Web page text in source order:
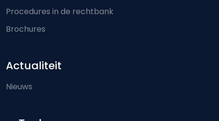
Procedures in de rechtbank
Brochures
Actualiteit
Nieuws